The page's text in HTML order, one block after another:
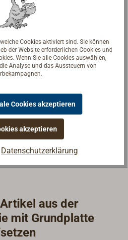
Ihre Fragen und geben die
aus der
mit Grundplatte
Cookies aktiviert sind. Sie können
der Website erforderlichen Cookies und
Wenn Sie alle Cookies auswählen,
Analyse und das Aussteuern von
Cookies akzeptieren
akzeptieren
Datenschutzerklärung